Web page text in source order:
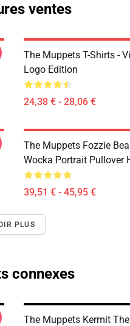
ventes
The Muppets T-Shirts -
Logo Edition
24,38 € - 28,06 €
The Muppets Fozzie
Wocka Portrait Pullover
39,51 € - 45,95 €
PLUS
connexes
The Muppets Kermit